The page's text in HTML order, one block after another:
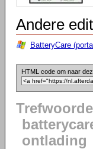
Andere
BatteryCare
HTML code om naar
ontlading